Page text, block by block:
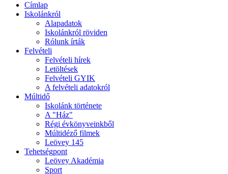
Címlap
Iskolánkról
Alapadatok
Iskolánkról röviden
Rólunk írták
Felvételi
Felvételi hírek
Letöltések
Felvételi GYIK
A felvételi adatokról
Múltidő
Iskolánk története
A "Ház"
Régi évkönyveinkből
Múltidéző filmek
Leövey 145
Tehetségpont
Leövey Akadémia
Sport